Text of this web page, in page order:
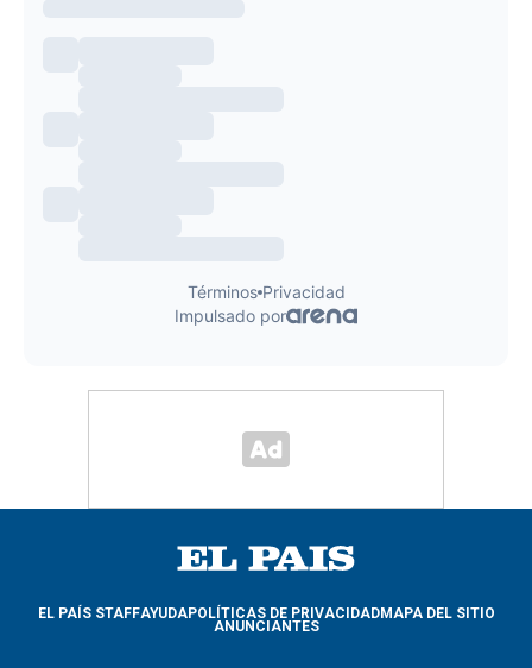
EL PAÍS STAFFAYUDAPOLÍTICAS DE PRIVACIDADMAPA DEL SITIO
ANUNCIANTES